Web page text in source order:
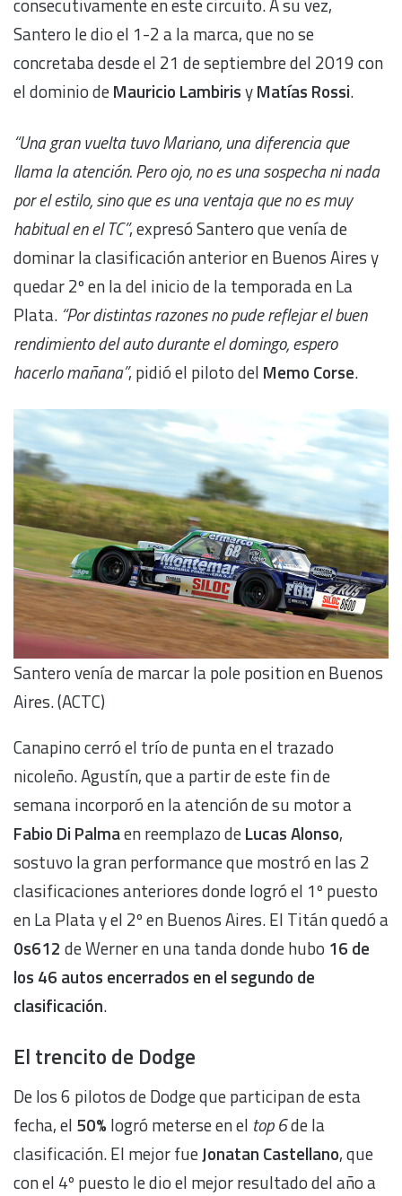
Santero le dio el 1-2 a la marca, que no se
concretaba desde el 21 de septiembre del 2019 con
el dominio deMauricio LambirisyMatías Rossi.
“Una gran vuelta tuvo Mariano, una diferencia que
llama la atención. Pero ojo, no es una sospecha ni nada
por el estilo, sino que es una ventaja que no es muy
habitual en el TC”, expresó Santero que venía de
dominar la clasificación anterior en Buenos Aires y
quedar 2º en la del inicio de la temporada en La
Plata. “Por distintas razones no pude reflejar el buen
rendimiento del auto durante el domingo, espero
hacerlo mañana”, pidió el piloto del Memo Corse.
Santero venía de marcar la pole position en Buenos
Aires. (ACTC)
Canapino cerró el trío de punta en el trazado
nicoleño. Agustín, que a partir de este fin de
semana incorporó en la atención de su motor a
Fabio Di Palmaen reemplazo deLucas Alonso,
sostuvo la gran performance que mostró en las 2
clasificaciones anteriores donde logró el 1º puesto
en La Plata y el 2º en Buenos Aires. El Titán quedó a
0s612 de Werner en una tanda donde hubo 16 de
los 46 autos encerrados en el segundo de
clasificación.
El trencito de Dodge
De los 6 pilotos de Dodge que participan de esta
fecha, el 50% logró meterse en el top 6de la
clasificación. El mejor fueJonatan Castellano, que
con el 4º puesto le dio el mejor resultado del año a